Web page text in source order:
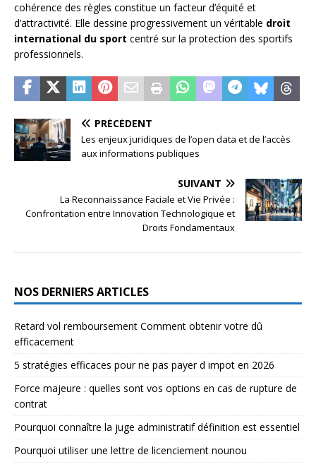
cohérence des règles constitue un facteur d’équité et
d’attractivité. Elle dessine progressivement un véritable droit
international du sport centré sur la protection des sportifs
professionnels.
PRÉCÉDENT
Les enjeux juridiques de l’open data et de l’accès
aux informations publiques
SUIVANT
La Reconnaissance Faciale et Vie Privée :
Confrontation entre Innovation Technologique et
Droits Fondamentaux
NOS DERNIERS ARTICLES
Retard vol remboursement Comment obtenir votre dû
efficacement
5 stratégies efficaces pour ne pas payer d impot en 2026
Force majeure : quelles sont vos options en cas de rupture de
contrat
Pourquoi connaître la juge administratif définition est essentiel
Pourquoi utiliser une lettre de licenciement nounou